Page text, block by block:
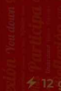
12